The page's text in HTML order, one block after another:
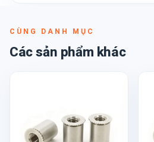
CÙNG DANH MỤC
Các sản phẩm khác